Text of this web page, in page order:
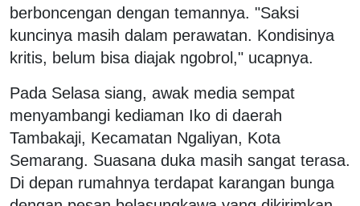
berboncengan dengan temannya. "Saksi
kuncinya masih dalam perawatan. Kondisinya
kritis, belum bisa diajak ngobrol," ucapnya.
Pada Selasa siang, awak media sempat
menyambangi kediaman Iko di daerah
Tambakaji, Kecamatan Ngaliyan, Kota
Semarang. Suasana duka masih sangat terasa.
Di depan rumahnya terdapat karangan bunga